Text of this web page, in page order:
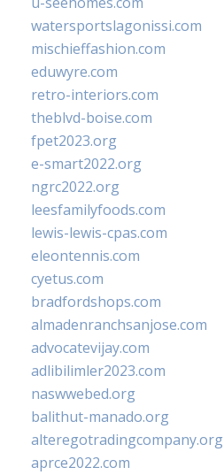
watersportslagonissi.com
mischieffashion.com
eduwyre.com
retro-interiors.com
theblvd-boise.com
fpet2023.org
e-smart2022.org
ngrc2022.org
leesfamilyfoods.com
lewis-lewis-cpas.com
eleontennis.com
cyetus.com
bradfordshops.com
almadenranchsanjose.com
advocatevijay.com
adlibilimler2023.com
naswwebed.org
balithut-manado.org
alteregotradingcompany.org
aprce2022.com